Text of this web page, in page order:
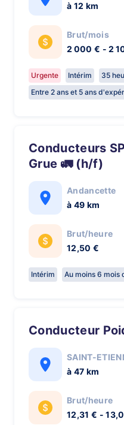
à 12 km
Brut/mois
2 000 € - 2
Urgente Intérim
35
Entre 2 ans et 5 ans
Conducteurs SPL/PL avec Caces
Grue 🚛 (h/f)
Andancette
à 49 km
Brut/heure
12,50 €
Intérim Au moins 6 mois
Conducteur
SAINT-
à 47 km
Brut/heure
12,31 € -